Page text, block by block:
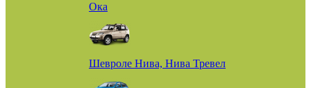
Ока
Шевроле Нива, Нива Тревел